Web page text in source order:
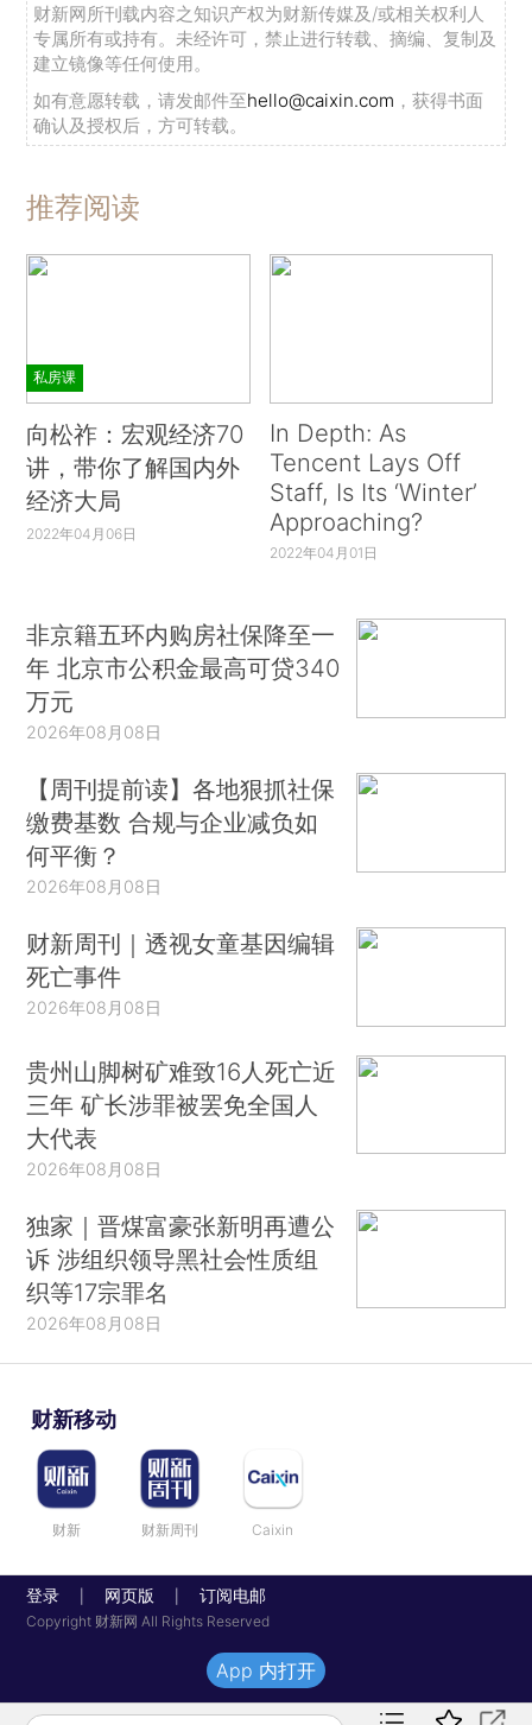
财新网所刊载内容之知识产权为财新传媒及/或相关权利人
专属所有或持有。未经许可，禁止进行转载、摘编、复制及
建立镜像等任何使用。
如有意愿转载，请发邮件至hello@caixin.com ，获得书面
确认及授权后，方可转载。
推荐阅读
私房课
向松祚：宏观经济70
讲，带你了解国内外
经济大局
2022年04月06日
In Depth: As
Tencent Lays Off
Staff, Is Its ‘Winter’
Approaching?
2022年04月01日
非京籍五环内购房社保降至一
年 北京市公积金最高可贷340
万元
2026年08月08日
【周刊提前读】各地狠抓社保
缴费基数 合规与企业减负如
何平衡？
2026年08月08日
财新周刊｜透视女童基因编辑
死亡事件
2026年08月08日
贵州山脚树矿难致16人死亡近
三年 矿长涉罪被罢免全国人
大代表
2026年08月08日
独家｜晋煤富豪张新明再遭公
诉 涉组织领导黑社会性质组
织等17宗罪名
2026年08月08日
财新移动
财新 财新周刊 Caixin
登录 网页版 订阅电邮
Copyright 财新网 All Rights Reserved
App 内打开